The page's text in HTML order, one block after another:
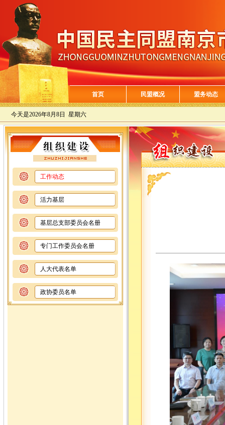
首页 民盟概况 盟务动态
今天是2026年8月8日 星期六
工作动态
活力基层
基层总支部委员会名册
专门工作委员会名册
人大代表名单
政协委员名单